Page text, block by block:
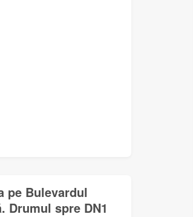
pe Bulevardul
Drumul spre DN1